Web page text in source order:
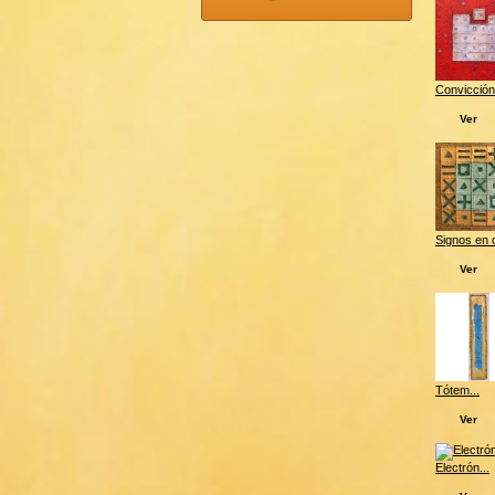
Convicción
Ver
Signos en
Ver
Tótem...
Ver
Electrón...